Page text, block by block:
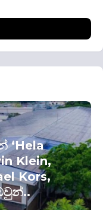
Klein,
Kors,